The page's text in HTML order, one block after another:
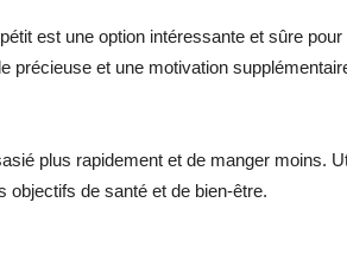
est une option intéressante et sûre
précieuse et une motivation
plus rapidement et de manger moins.
objectifs de santé et de bien-être.